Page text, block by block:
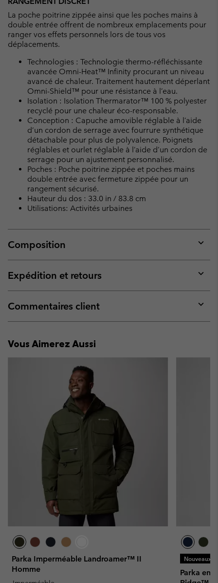
La poche poitrine zippée ainsi que les poches mains à
double entrée offrent de nombreux emplacements pour
ranger vos effets personnels lors de tous vos
déplacements.
Technologies : Technologie thermo-réfléchissante
avancée Omni-Heat™ Infinity procurant un niveau
avancé de chaleur. Traitement hautement déperlant
Omni-Shield™ pour une résistance à l’eau.
Isolation : Isolation Thermarator™ 100 % polyester
recyclé pour une chaleur éco-responsable.
Conception : Capuche amovible réglable à l’aide
d’un cordon de serrage avec fourrure synthétique
détachable pour plus de polyvalence. Poignets
réglables et ourlet réglable à l’aide d’un cordon de
serrage pour un ajustement personnalisé.
Poches : Poche poitrine zippée et poches mains
double entrée avec fermeture zippée pour un
rangement sécurisé.
Hauteur du dos : 33.0 in / 83.8 cm
Utilisations: Activités urbaines
Composition
or
Expédition et retours
or
Commentaires client
or
Vous Aimerez Aussi
Parka Imperméable Landroamer™ II
Homme
Nouveaux
Parka en